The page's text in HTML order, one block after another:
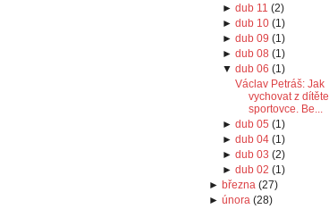
► dub 11 (2)
► dub 10(1)
► dub 09 (1)
► dub 08 (1)
▼ dub 06 (1)
Václav Petráš: Jak
vychovat z dítěte
sportovce. Be...
► dub 05 (1)
► dub 04(1)
► dub 03 (2)
► dub 02 (1)
► března (27)
►února (28)